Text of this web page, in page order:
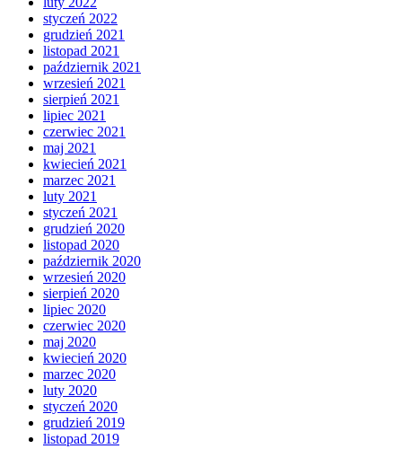
styczeń 2022
grudzień 2021
listopad 2021
październik 2021
wrzesień 2021
sierpień 2021
lipiec 2021
czerwiec 2021
maj 2021
kwiecień 2021
marzec 2021
luty 2021
styczeń 2021
grudzień 2020
listopad 2020
październik 2020
wrzesień 2020
sierpień 2020
lipiec 2020
czerwiec 2020
maj 2020
kwiecień 2020
marzec 2020
luty 2020
styczeń 2020
grudzień 2019
listopad 2019